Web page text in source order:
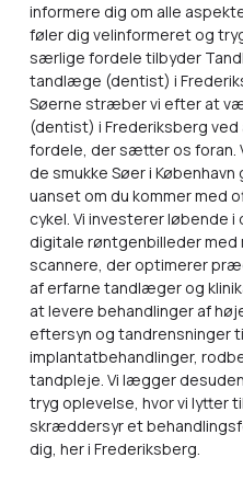
informere dig om alle
føler dig velinformeret og
særlige fordele tilbyder
tandlæge (dentist) i
Søerne stræber vi efter at
(dentist) i Frederiksberg
fordele, der sætter os foran.
de smukke Søer i
uanset om du kommer med
cykel. Vi investerer løbende
digitale røntgenbilleder med
scannere, der optimerer
af erfarne tandlæger og
at levere behandlinger af
eftersyn og tandrensninger
implantatbehandlinger,
tandpleje. Vi lægger
tryg oplevelse, hvor vi lytter
skræddersyr et
dig, her i Frederiksberg.